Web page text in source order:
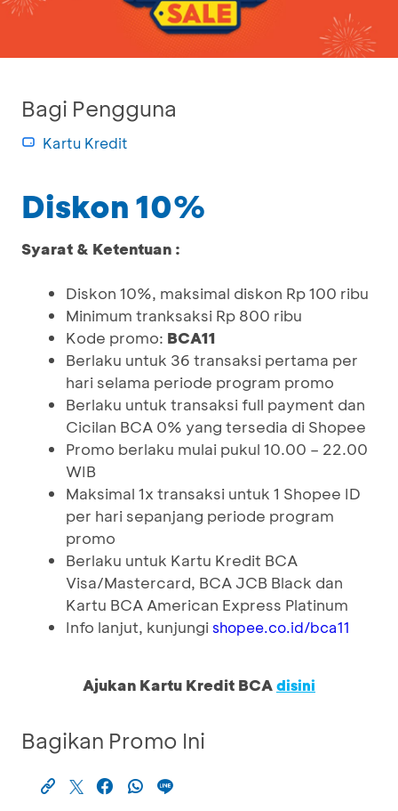
Bagi Pengguna
Kartu Kredit
Diskon 10%
Syarat & Ketentuan :
Diskon 10%, maksimal diskon Rp 100 ribu
Minimum tranksaksi Rp 800 ribu
Kode promo: BCA11
Berlaku untuk 36 transaksi pertama per
hari selama periode program promo
Berlaku untuk transaksi full payment dan
Cicilan BCA 0% yang tersedia di Shopee
Promo berlaku mulai pukul 10.00 – 22.00
WIB
Maksimal 1x transaksi untuk 1 Shopee ID
per hari sepanjang periode program
promo
Berlaku untuk Kartu Kredit BCA
Visa/Mastercard, BCA JCB Black dan
Kartu BCA American Express Platinum
Info lanjut, kunjungishopee.co.id/bca11
Ajukan Kartu Kredit BCAdisini
Bagikan Promo Ini